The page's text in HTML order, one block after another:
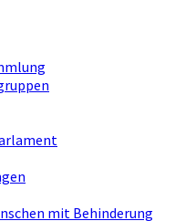
mit Behinderung